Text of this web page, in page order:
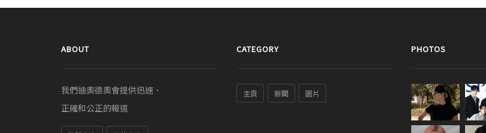
ABOUT
我們迪奧德奧會提供迅速、
正確和公正的報道
CATEGORY
主頁 新聞 圖片
PHOTOS